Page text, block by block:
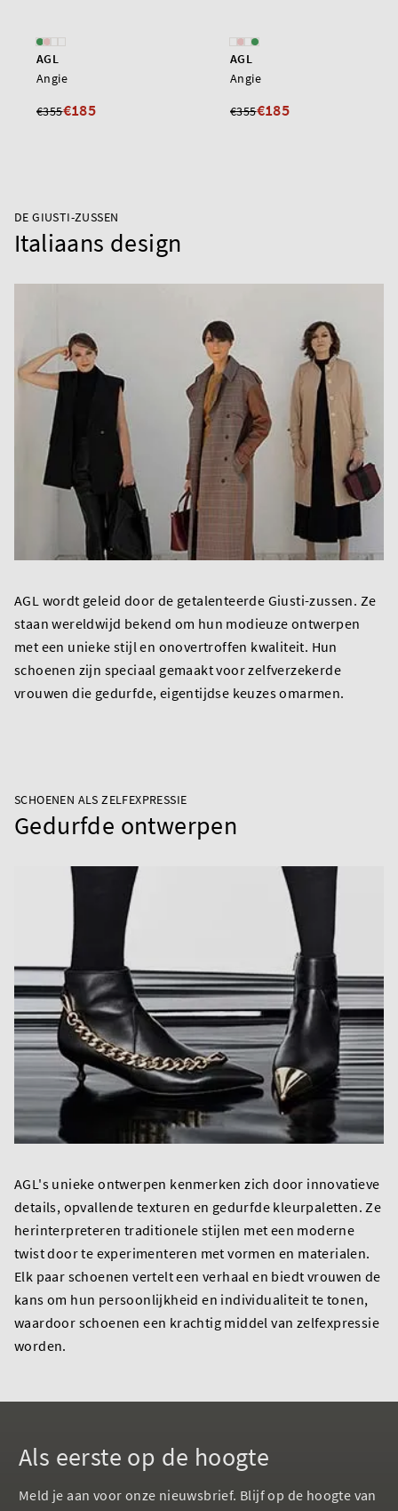
AGL
Angie
€355€185
AGL
Angie
€355€185
DE GIUSTI-ZUSSEN
Italiaans design
AGL wordt geleid door de getalenteerde Giusti-zussen. Ze
staan wereldwijd bekend om hun modieuze ontwerpen
met een unieke stijl en onovertroffen kwaliteit. Hun
schoenen zijn speciaal gemaakt voor zelfverzekerde
vrouwen die gedurfde, eigentijdse keuzes omarmen.
SCHOENEN ALS ZELFEXPRESSIE
Gedurfde ontwerpen
AGL's unieke ontwerpen kenmerken zich door innovatieve
details, opvallende texturen en gedurfde kleurpaletten. Ze
herinterpreteren traditionele stijlen met een moderne
twist door te experimenteren met vormen en materialen.
Elk paar schoenen vertelt een verhaal en biedt vrouwen de
kans om hun persoonlijkheid en individualiteit te tonen,
waardoor schoenen een krachtig middel van zelfexpressie
worden.
Als eerste op de hoogte
Meld je aan voor onze nieuwsbrief. Blijf op de hoogte van